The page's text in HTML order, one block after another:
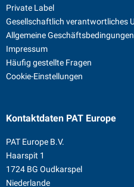
Private Label
Gesellschaftlich verantwortliches
Allgemeine Geschäftsbedingungen
Impressum
Häufig gestellte Fragen
Cookie-Einstellungen
Kontaktdaten PAT Europe
PAT Europe B.V.
Haarspit 1
1724 BG Oudkarspel
Niederlande